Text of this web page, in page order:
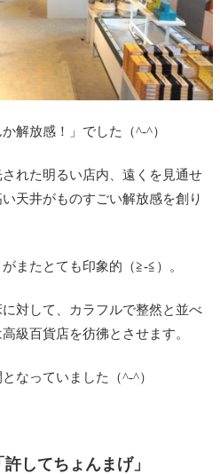
解放感！」でした（^-^）
れた明るい店内、遠くを見通せ
天井がものすごい解放感を創り
またとても印象的（≧-≦）。
対して、カラフルで整然と並べ
級百貨店を彷彿とさせます。
なっていました（^-^）
してちょんまげ」